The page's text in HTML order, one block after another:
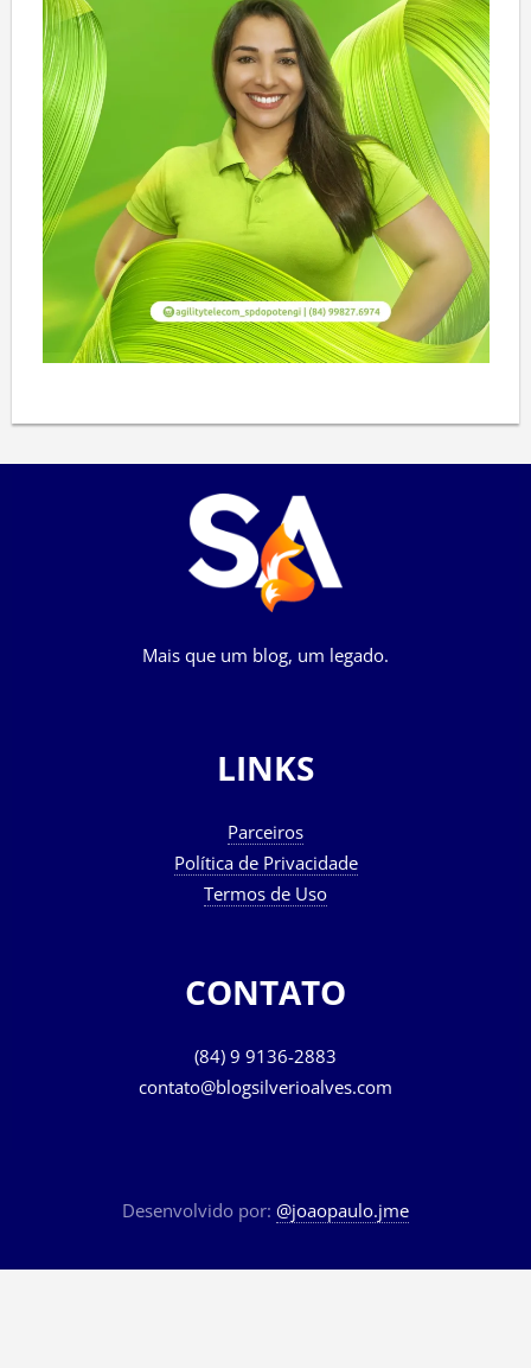
Mais que um blog, um legado.
LINKS
Parceiros
Política de Privacidade
Termos de Uso
CONTATO
(84) 9 9136-2883
contato@blogsilverioalves.com
Desenvolvido por: @joaopaulo.jme